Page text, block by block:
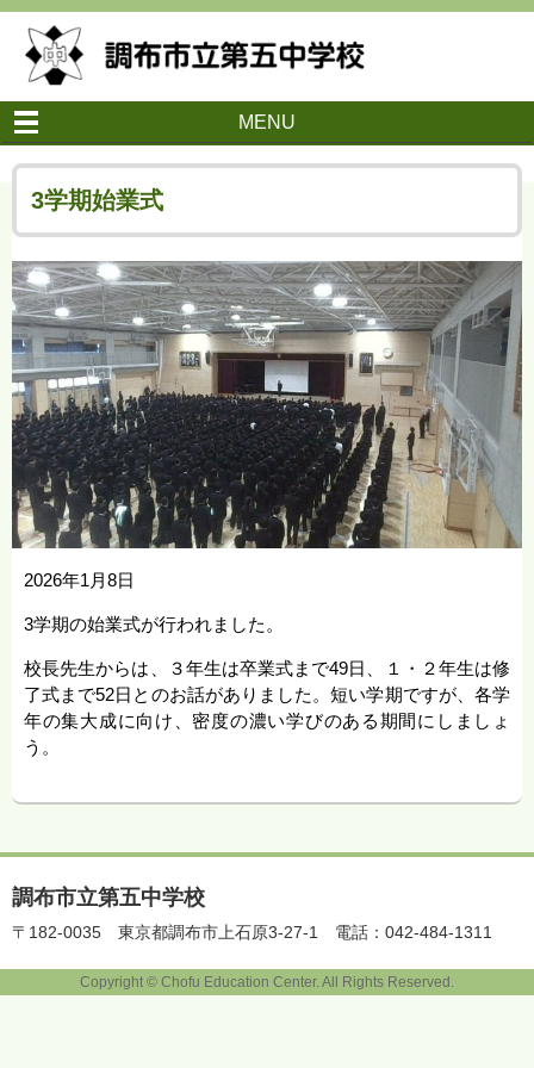
MENU
3学期始業式
2026年1月8日
3学期の始業式が行われました。
校長先生からは、３年生は卒業式まで49日、１・２年生は修
了式まで52日とのお話がありました。短い学期ですが、各学
年の集大成に向け、密度の濃い学びのある期間にしましょ
う。
調布市立第五中学校
〒182-0035 東京都調布市上石原3-27-1 電話：042-484-1311
Copyright © Chofu Education Center. All Rights Reserved.